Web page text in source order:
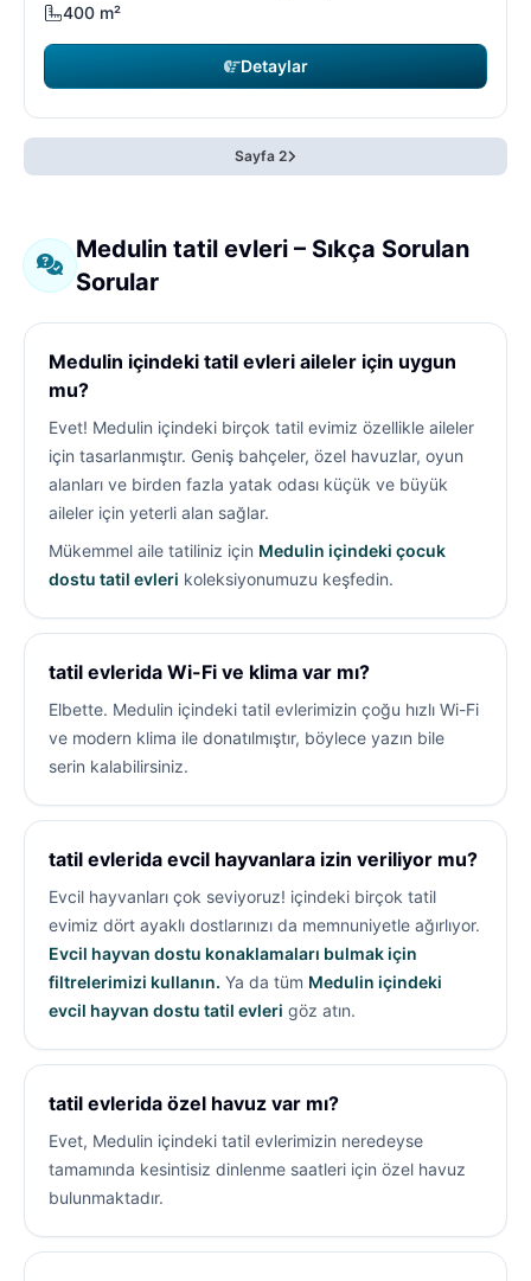
400 m²
Detaylar
Sayfa 2
Medulin tatil evleri – Sıkça Sorulan
Sorular
Medulin içindeki tatil evleri aileler için uygun
mu?
Evet! Medulin içindeki birçok tatil evimiz özellikle aileler
için tasarlanmıştır. Geniş bahçeler, özel havuzlar, oyun
alanları ve birden fazla yatak odası küçük ve büyük
aileler için yeterli alan sağlar.
Mükemmel aile tatiliniz için Medulin içindeki çocuk
dostu tatil evleri koleksiyonumuzu keşfedin.
tatil evlerida Wi-Fi ve klima var mı?
Elbette. Medulin içindeki tatil evlerimizin çoğu hızlı Wi-Fi
ve modern klima ile donatılmıştır, böylece yazın bile
serin kalabilirsiniz.
tatil evlerida evcil hayvanlara izin veriliyor mu?
Evcil hayvanları çok seviyoruz! içindeki birçok tatil
evimiz dört ayaklı dostlarınızı da memnuniyetle ağırlıyor.
Evcil hayvan dostu konaklamaları bulmak için
filtrelerimizi kullanın. Ya da tüm Medulin içindeki
evcil hayvan dostu tatil evleri göz atın.
tatil evlerida özel havuz var mı?
Evet, Medulin içindeki tatil evlerimizin neredeyse
tamamında kesintisiz dinlenme saatleri için özel havuz
bulunmaktadır.